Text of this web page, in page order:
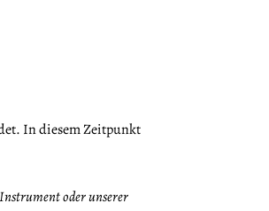
In diesem Zeitpunkt
oder unserer